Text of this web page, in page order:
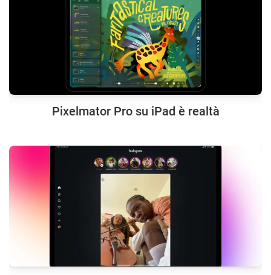
Pixelmator Pro su iPad è realtà